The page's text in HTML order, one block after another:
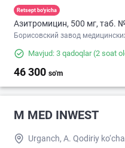
Retsept bo'yicha
Азитромицин, 500 мг, таб.
Борисовский завод
Mavjud: 3 qadoqlar(2 soat
46 300 so'm
M MED INWEST
Urganch, A. Qodiriy